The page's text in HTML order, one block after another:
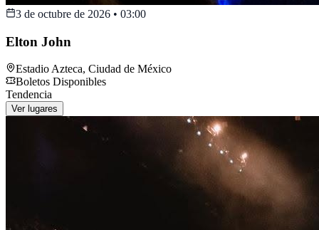
3 de octubre de 2026 • 03:00
Elton John
Estadio Azteca, Ciudad de México
Boletos Disponibles
Tendencia
Ver lugares